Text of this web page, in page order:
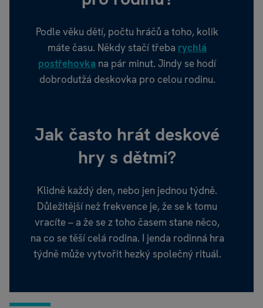
Podle věku dětí, počtu hráčů a toho, kolik
máte času. Někdy stačí třeba rychlá
postřehovka na pár minut. Jindy se hodí
dobrodutžá deskovka pro celou rodinu.
Jak často hrát deskové
hry s dětmi?
Klidně každý den, nebo jen jednou týdně.
Důležitější než frekvence je, že se k tomu
vracíte – a že se z toho časem stane něco,
na co se těší celá rodina. I jenda rodinná hra
týdně může vytvořit hezký společný rituál.